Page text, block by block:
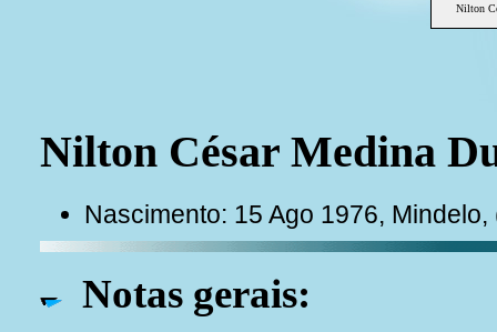
Nilton
Nilton César Medina
Nascimento: 15 Ago 1976,
Notas gerais: